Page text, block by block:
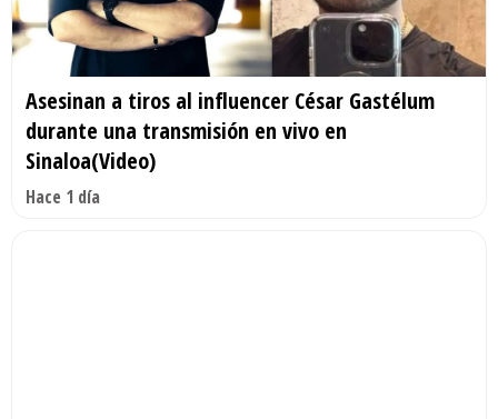
Asesinan a tiros al influencer César Gastélum
durante una transmisión en vivo en
Sinaloa(Video)
Hace 1 día